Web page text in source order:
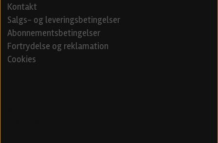
Kontakt
Salgs- og leveringsbetingelser
Abonnementsbetingelser
Fortrydelse og reklamation
Cookies